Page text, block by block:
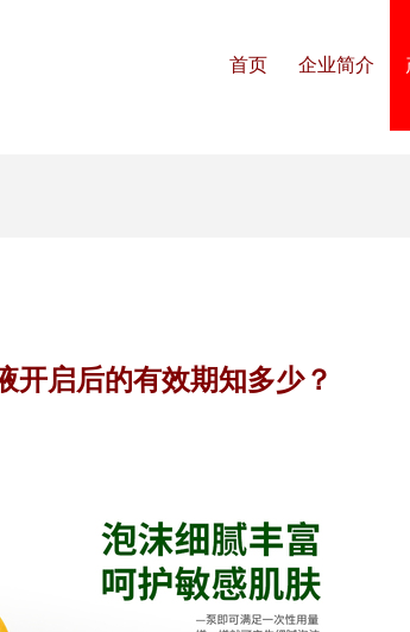
首页 企业简介
开启后的有效期知多少？